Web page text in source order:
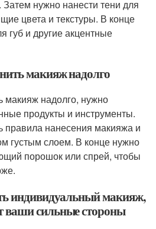
нужно нанести тени для
цвета и текстуры. В конце
губ и другие акцентные
макияж надолго
макияж надолго, нужно
продукты и инструменты.
правила нанесения макияжа и
густым слоем. В конце нужно
порошок или спрей, чтобы
индивидуальный макияж,
ваши сильные стороны